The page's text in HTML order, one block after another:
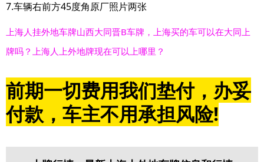
7.车辆右前方45度角原厂照片两张
上海人挂外地车牌山西大同晋B车牌，上海买的车可以在大同上
牌吗？上海人上外地牌现在可以上哪里？
前期一切费用我们垫付，办妥
付款，车主不用承担风险!